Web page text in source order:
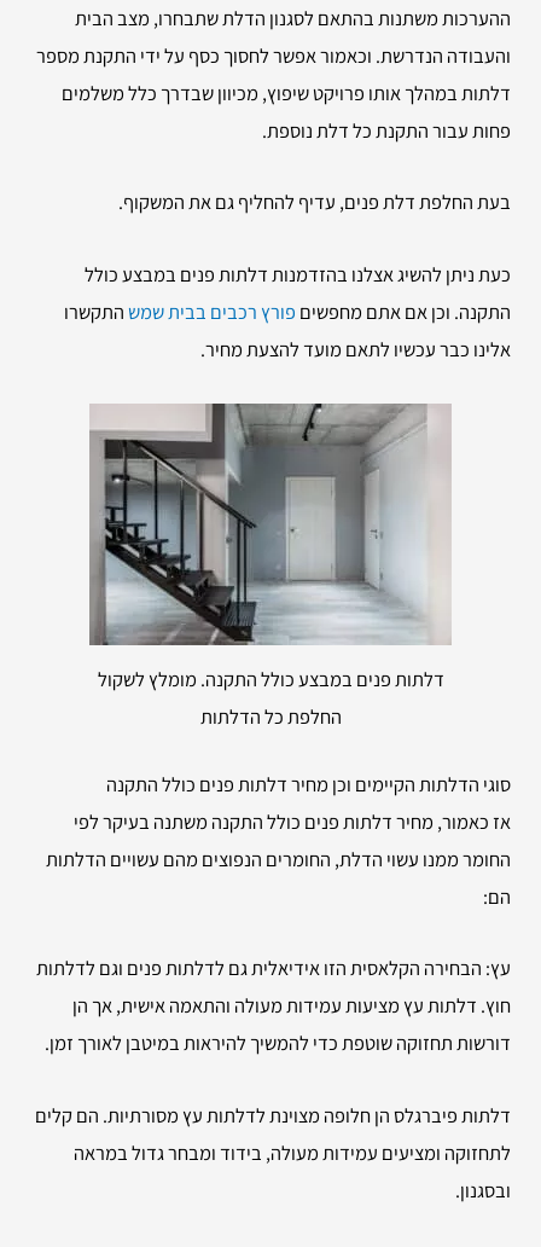
ההערכות משתנות בהתאם לסגנון הדלת שתבחרו, מצב הבית
והעבודה הנדרשת. וכאמור אפשר לחסוך כסף על ידי התקנת מספר
דלתות במהלך אותו פרויקט שיפוץ, מכיוון שבדרך כלל משלמים
פחות עבור התקנת כל דלת נוספת.
בעת החלפת דלת פנים, עדיף להחליף גם את המשקוף.
כעת ניתן להשיג אצלנו בהזדמנות דלתות פנים במבצע כולל
התקנה. וכן אם אתם מחפשים פורץ רכבים בבית שמשהתקשרו
אלינו כבר עכשיו לתאם מועד להצעת מחיר.
דלתות פנים במבצע כולל התקנה. מומלץ לשקול
החלפת כל הדלתות
סוגי הדלתות הקיימים וכן מחיר דלתות פנים כולל התקנה
אז כאמור, מחיר דלתות פנים כולל התקנה משתנה בעיקר לפי
החומר ממנו עשוי הדלת, החומרים הנפוצים מהם עשויים הדלתות
הם:
עץ: הבחירה הקלאסית הזו אידיאלית גם לדלתות פנים וגם לדלתות
חוץ. דלתות עץ מציעות עמידות מעולה והתאמה אישית, אך הן
דורשות תחזוקה שוטפת כדי להמשיך להיראות במיטבן לאורך זמן.
דלתות פיברגלס הן חלופה מצוינת לדלתות עץ מסורתיות. הם קלים
לתחזוקה ומציעים עמידות מעולה, בידוד ומבחר גדול במראה
ובסגנון.